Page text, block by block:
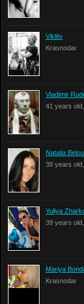
Viklitv
Krasnodar
Vladimir
41 years
Natalia
38 years
Yuliya
39 years
Mariya
Krasnodar